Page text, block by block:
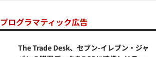
プログラマティック広告
The Trade Desk、セブン-イレブン・ジャ